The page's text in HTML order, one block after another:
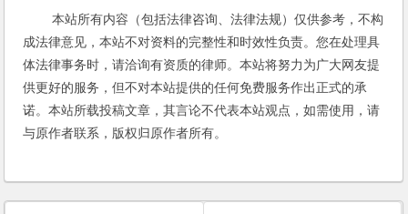
本站所有内容（包括法律咨询、法律法规）仅供参考，不构
成法律意见，本站不对资料的完整性和时效性负责。您在处理具
体法律事务时，请洽询有资质的律师。本站将努力为广大网友提
供更好的服务，但不对本站提供的任何免费服务作出正式的承
诺。本站所载投稿文章，其言论不代表本站观点，如需使用，请
与原作者联系，版权归原作者所有。